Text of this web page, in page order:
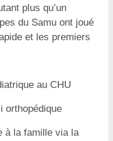
plus qu’un
du Samu ont joué
et les premiers
au CHU
orthopédique
à la famille via la